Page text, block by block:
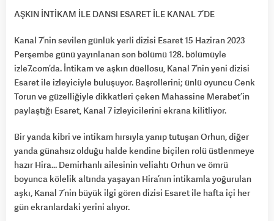
AŞKIN İNTİKAM İLE DANSI ESARET İLE KANAL 7’DE
Kanal 7’nin sevilen günlük yerli dizisi Esaret 15 Haziran 2023
Perşembe günü yayınlanan son bölümü 128. bölümüyle
izle7.com’da. İntikam ve aşkın düellosu, Kanal 7’nin yeni dizisi
Esaret ile izleyiciyle buluşuyor. Başrollerini; ünlü oyuncu Cenk
Torun ve güzelliğiyle dikkatleri çeken Mahassine Merabet’in
paylaştığı Esaret, Kanal 7 izleyicilerini ekrana kilitliyor.
Bir yanda kibri ve intikam hırsıyla yanıp tutuşan Orhun, diğer
yanda günahsız olduğu halde kendine biçilen rolü üstlenmeye
hazır Hira… Demirhanlı ailesinin veliahtı Orhun ve ömrü
boyunca kölelik altında yaşayan Hira’nın intikamla yoğurulan
aşkı, Kanal 7’nin büyük ilgi gören dizisi Esaret ile hafta içi her
gün ekranlardaki yerini alıyor.